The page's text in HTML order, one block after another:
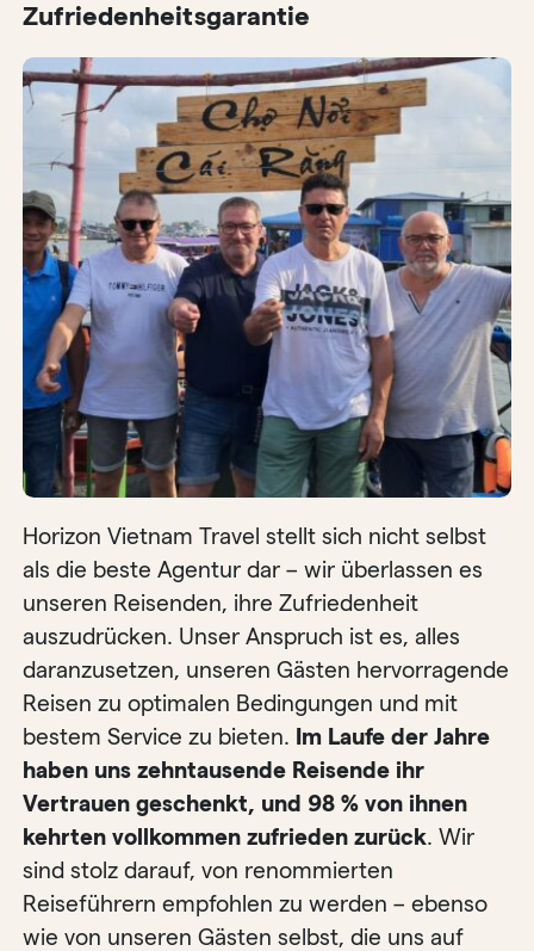
Zufriedenheitsgarantie
Horizon Vietnam Travel stellt sich nicht selbst
als die beste Agentur dar – wir überlassen es
unseren Reisenden, ihre Zufriedenheit
auszudrücken. Unser Anspruch ist es, alles
daranzusetzen, unseren Gästen hervorragende
Reisen zu optimalen Bedingungen und mit
bestem Service zu bieten. Im Laufe der Jahre
haben uns zehntausende Reisende ihr
Vertrauen geschenkt, und 98 % von ihnen
kehrten vollkommen zufrieden zurück. Wir
sind stolz darauf, von renommierten
Reiseführern empfohlen zu werden – ebenso
wie von unseren Gästen selbst, die uns auf